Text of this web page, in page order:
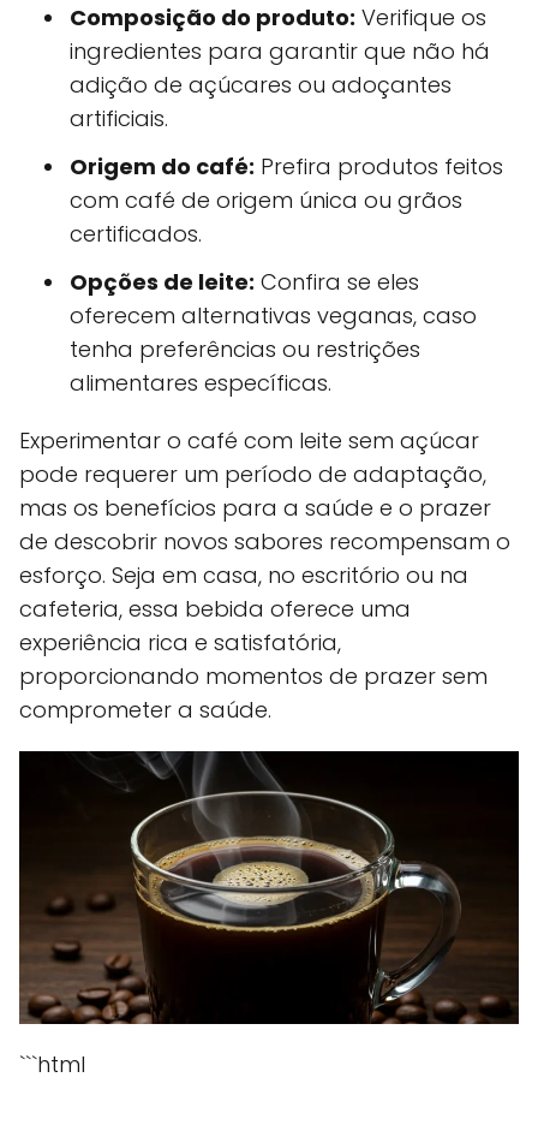
Composição do produto: Verifique os
ingredientes para garantir que não há
adição de açúcares ou adoçantes
artificiais.
Origem do café: Prefira produtos feitos
com café de origem única ou grãos
certificados.
Opções de leite: Confira se eles
oferecem alternativas veganas, caso
tenha preferências ou restrições
alimentares específicas.
Experimentar o café com leite sem açúcar
pode requerer um período de adaptação,
mas os benefícios para a saúde e o prazer
de descobrir novos sabores recompensam o
esforço. Seja em casa, no escritório ou na
cafeteria, essa bebida oferece uma
experiência rica e satisfatória,
proporcionando momentos de prazer sem
comprometer a saúde.
```html